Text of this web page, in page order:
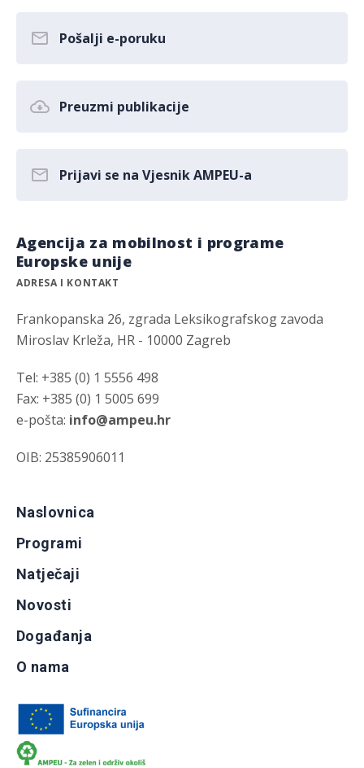
Pošalji e-poruku
Preuzmi publikacije
Prijavi se na Vjesnik AMPEU-a
Agencija za mobilnost i programe
Europske unije
ADRESA I KONTAKT
Frankopanska 26, zgrada Leksikografskog zavoda
Miroslav Krleža, HR - 10000 Zagreb
Tel: +385 (0) 1 5556 498
Fax: +385 (0) 1 5005 699
e-pošta: info@ampeu.hr
OIB: 25385906011
Naslovnica
Programi
Natječaji
Novosti
Događanja
O nama